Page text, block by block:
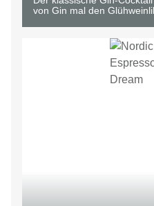
von Gin mal den